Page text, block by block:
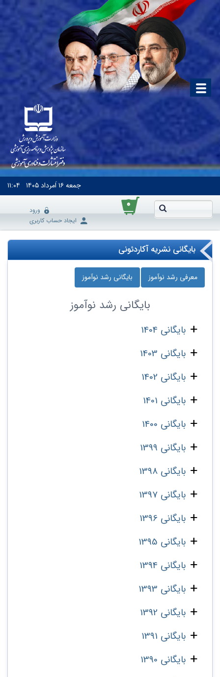
جمعه۱۶ اَمرداد ۱۴۰۵ ۱۱:۰۴
۰
ورود
ایجاد حساب کاربری
بایگانی نشریه آکاردئونی
معرفی رشد نوآموز بایگانی رشد نوآموز
بایگانی رشد نوآموز
بایگانی 1404
بایگانی 1403
بایگانی 1402
بایگانی 1401
بایگانی 1400
بایگانی 1399
بایگانی 1398
بایگانی 1397
بایگانی 1396
بایگانی 1395
بایگانی 1394
بایگانی 1393
بایگانی 1392
بایگانی 1391
بایگانی 1390